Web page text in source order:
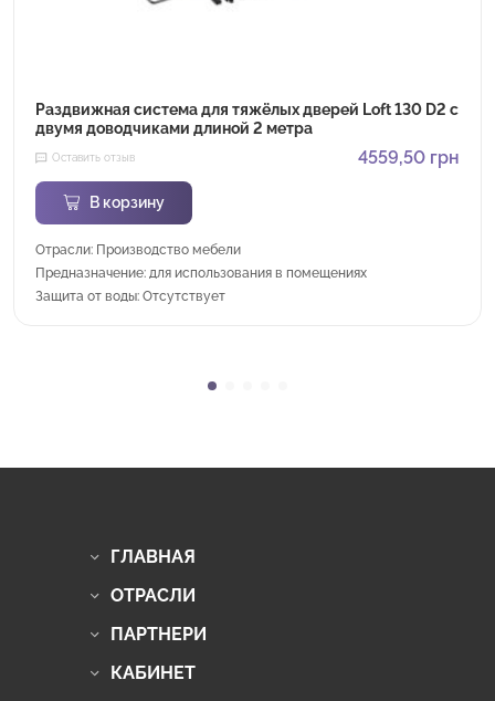
Раздвижная система для тяжёлых дверей Loft 130 D2 с
двумя доводчиками длиной 2 метра
Оставить отзыв 4559,50 грн
В корзину
Отрасли: Производство мебели
Предназначение: для использования в помещениях
Защита от воды: Отсутствует
ГЛАВНАЯ
ОТРАСЛИ
ПАРТНЕРИ
КАБИНЕТ